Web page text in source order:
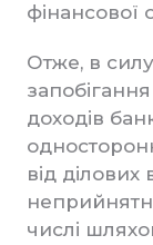
фінансової
Отже, в
доходів
від ділових
числі